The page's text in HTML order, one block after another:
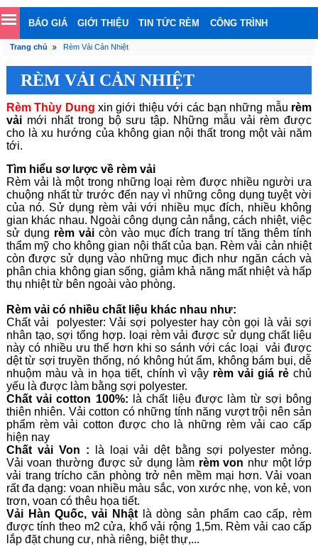
BÁO GIÁ GIỚI THIỆU TIN TỨC RÈM CÔNG TRÌNH
Trang chủ Rèm Vải Cản Nhiệt
RÈM VẢI CẢN NHIỆT
Rèm Thùy Dungxin giới thiệu với các bạn những mẫu rèm
vảimới nhất trong bộ sưu tập. Những mẫu vải rèm được
cho là xu hướng của không gian nội thất trong một vài năm
tới.
Tìm hiểu sơ lược về rèm vải
Rèm vải là một trong những loại rèm được nhiều người ưa
chuộng nhất từ trước đến nay vì những công dụng tuyệt vời
của nó. Sử dụng rèm vải với nhiều mục đích, nhiều không
gian khác nhau. Ngoài công dụng cản nắng, cách nhiệt, việc
sử dụng rèm vảicòn vào mục đích trang trí tăng thêm tính
thẩm mỹ cho không gian nội thất của bạn. Rèm vải cản nhiệt
còn được sử dụng vào những mục địch như ngăn cách và
phân chia không gian sống, giảm khả năng mất nhiệt và hấp
thụ nhiệt từ bên ngoài vào phòng.
Rèm vải có nhiều chất liệu khác nhau như:
Chất vải polyester: Vải sợi polyester hay còn gọi là vải sợi
nhân tạo, sợi tổng hợp. loại rèm vải được sử dụng chất liệu
này có nhiều ưu thế hơn khi so sánh với các loại vải được
dệt từ sợi truyền thống, nó không hút ẩm, không bám bụi, dễ
nhuộm màu và in họa tiết, chính vì vậy rèm vải giá rẻchủ
yếu là được làm bằng sợi polyester.
Chất vải cotton 100%: là chất liệu được làm từ sợi bông
thiên nhiên. Vải cotton có những tính năng vượt trội nên sản
phẩm rèm vải cotton được cho là những rèm vải cao cấp
hiện nay
Chất vải Von : là loại vải dệt bằng sợi polyester mỏng.
Vải voan thường được sử dụng làm rèm von như một lớp
vải trang trícho căn phòng trở nên mềm mại hơn. Vải voan
rất đa dạng: voan nhiều màu sắc, von xước nhẹ, von kẻ, von
trơn, voan có thêu họa tiết.
Vải Hàn Quốc, vải Nhậtlà dòng sản phẩm cao cấp, rèm
được tính theo m2 cửa, khổ vải rộng 1,5m. Rèm vải cao cấp
lắp đặt chung cư, nhà riêng, biệt thự,...